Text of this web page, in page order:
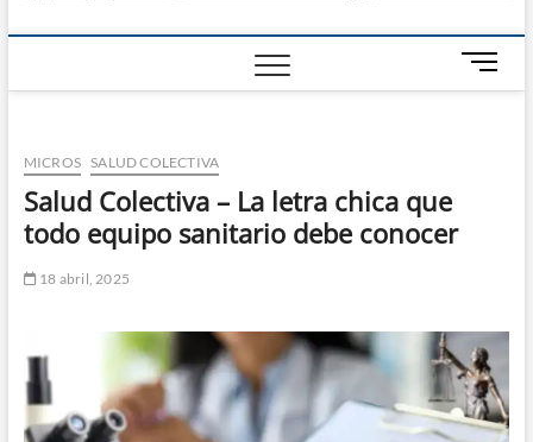
B
o
MICROS SALUD COLECTIVA
Salud Colectiva – La letra chica que
todo equipo sanitario debe conocer
18 abril, 2025